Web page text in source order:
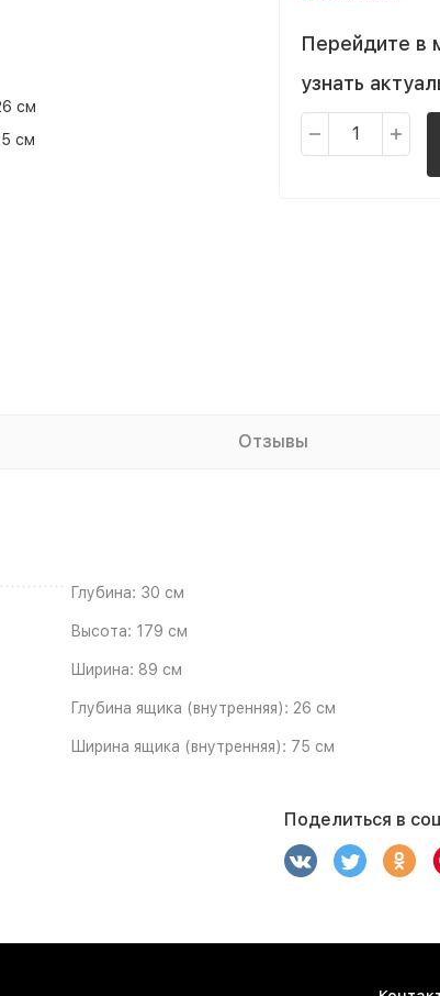
см
см
Перейдите в
узнать
Отзывы
Глубина: 30 см
Высота: 179 см
Ширина: 89 см
Глубина ящика (внутренняя): 26 см
Ширина ящика (внутренняя): 75 см
Поделиться в